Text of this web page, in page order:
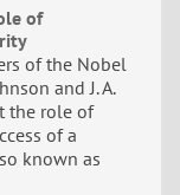
of
of the Nobel
and J. A.
the role of
of a
known as